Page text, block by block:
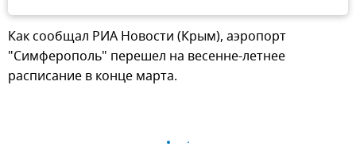
Как сообщал РИА Новости (Крым), аэропорт
"Симферополь" перешел на весенне-летнее
расписание в конце марта.